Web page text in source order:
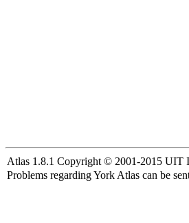
Atlas 1.8.1 Copyright © 2001-2015 UIT
Problems regarding York Atlas can be